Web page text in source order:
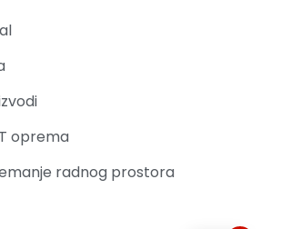
oprema
radnog prostora